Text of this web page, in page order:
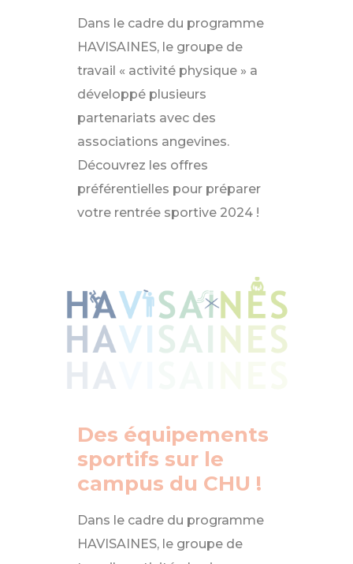
Dans le cadre du programme
HAVISAINES, le groupe de
travail « activité physique » a
développé plusieurs
partenariats avec des
associations angevines.
Découvrez les offres
préférentielles pour préparer
votre rentrée sportive 2024 !
Des équipements sportifs sur le campus du
Des équipements
sportifs sur le
campus du CHU !
Dans le cadre du programme
HAVISAINES, le groupe de